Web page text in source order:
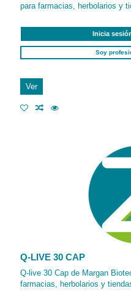
para farmacias, herbolarios y
Inicia
Soy
Ver
Q-LIVE 30 CAP
Q-live 30 Cap de Margan
farmacias, herbolarios y